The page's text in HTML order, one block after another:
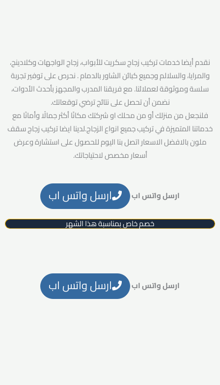
نقدم أيضا خدمات تركيب زجاج سكريت للأبواب، زجاج الواجهات وكلادينج،
والمرايا، والسلالم وجميع كبائن الشاور بالدمام . نحرص على توفير تجربة
سلسة وموثوقة لعملائنا. مع فريقنا المدرب والمجهز بأحدث الأدوات،
نضمن أن تحصل على نتائج ترضي توقعاتك.
فلنجعل من منزلك أو من محلك او شركتك مكانًا أكثر جمالًا وأمانًا مع
خدماتنا المتميزة في تركيب جميع انواع الزجاج.لدينا ايضا تركيب زجاج سقف
ملون بالافضل الاسعار اتصل بنا اليوم للحصول على استشارة وعرض
أسعار مخصص لاحتياجاتك.
ارسل واتس اب ارسل واتس اب
خصم خاص بمناسبة هذا الشهر
ارسل واتس اب ارسل واتس اب